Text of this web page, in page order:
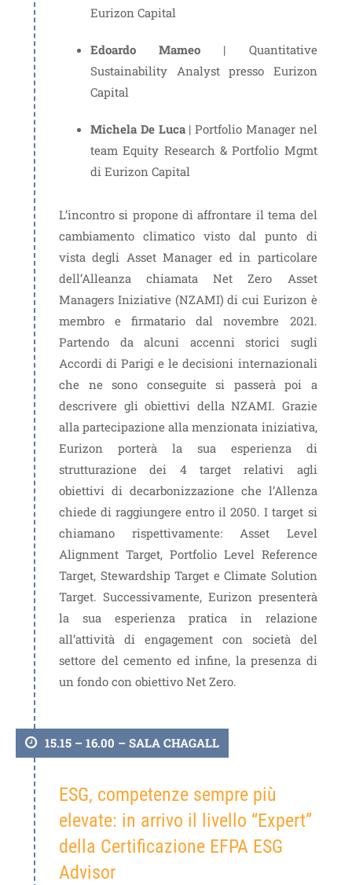
Eurizon Capital
Edoardo Mameo | Quantitative
Sustainability Analyst presso Eurizon
Capital
Michela De Luca | Portfolio Manager nel
team Equity Research & Portfolio Mgmt
di Eurizon Capital
L’incontro si propone di affrontare il tema del
cambiamento climatico visto dal punto di
vista degli Asset Manager ed in particolare
dell’Alleanza chiamata Net Zero Asset
Managers Iniziative (NZAMI) di cui Eurizon è
membro e firmatario dal novembre 2021.
Partendo da alcuni accenni storici sugli
Accordi di Parigi e le decisioni internazionali
che ne sono conseguite si passerà poi a
descrivere gli obiettivi della NZAMI. Grazie
alla partecipazione alla menzionata iniziativa,
Eurizon porterà la sua esperienza di
strutturazione dei 4 target relativi agli
obiettivi di decarbonizzazione che l’Allenza
chiede di raggiungere entro il 2050. I target si
chiamano rispettivamente: Asset Level
Alignment Target, Portfolio Level Reference
Target, Stewardship Target e Climate Solution
Target. Successivamente, Eurizon presenterà
la sua esperienza pratica in relazione
all’attività di engagement con società del
settore del cemento ed infine, la presenza di
un fondo con obiettivo Net Zero.
15.15 – 16.00 – SALA CHAGALL
ESG, competenze sempre più
elevate: in arrivo il livello “Expert”
della Certificazione EFPA ESG
Advisor